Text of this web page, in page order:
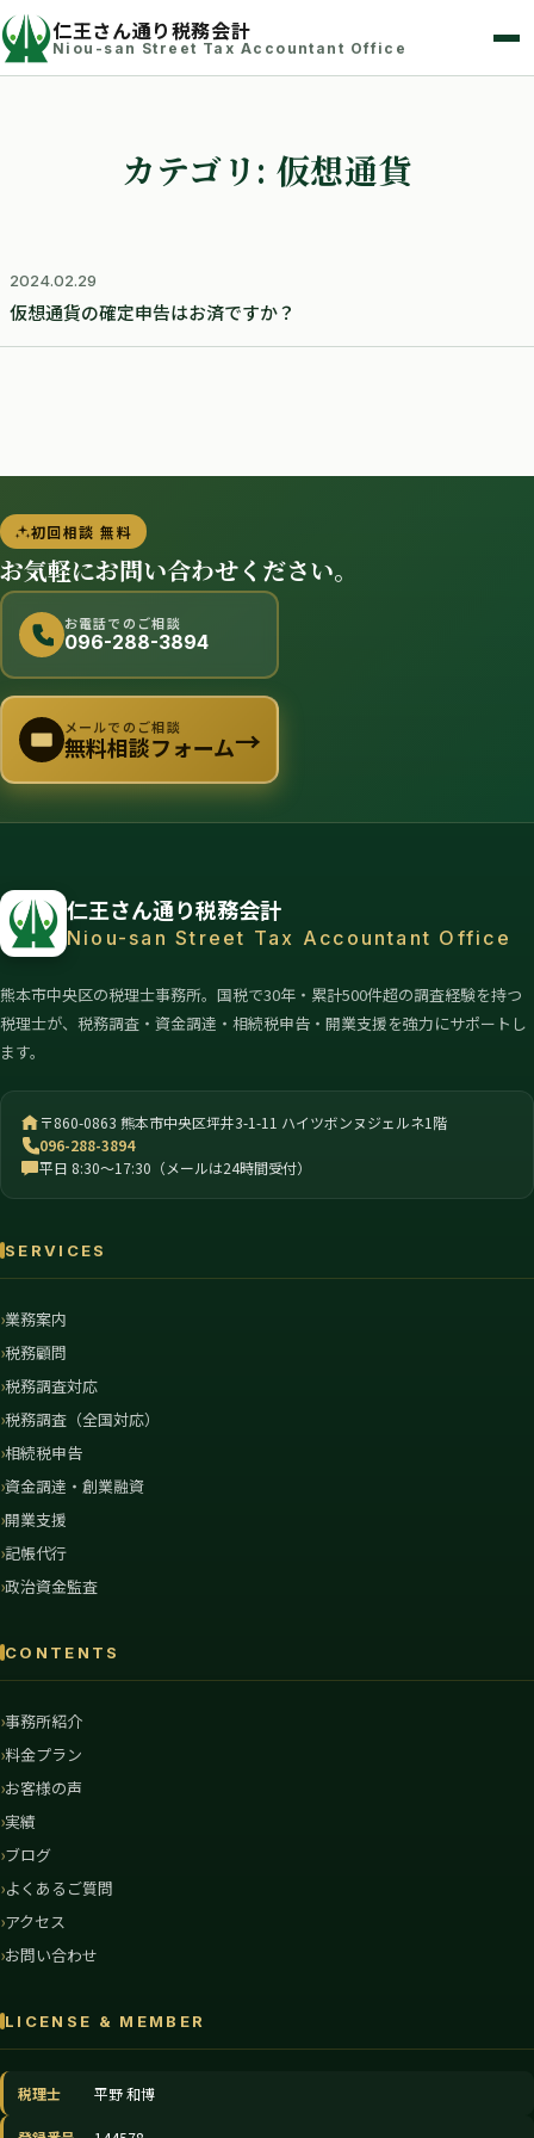
仁王さん通り税務会計
Niou-san Street Tax Accountant Office
カテゴリ: 仮想通貨
2024.02.29
仮想通貨の確定申告はお済ですか？
初回相談 無料
お気軽にお問い合わせください。
お電話でのご相談
096-288-3894
メールでのご相談
無料相談フォーム→
仁王さん通り税務会計
Niou-san Street Tax Accountant Office
熊本市中央区の税理士事務所。国税で30年・累計500件超の調査経験を持つ
税理士が、税務調査・資金調達・相続税申告・開業支援を強力にサポートし
ます。
〒860-0863 熊本市中央区坪井3-1-11 ハイツボンヌジェルネ1階
096-288-3894
平日 8:30〜17:30（メールは24時間受付）
SERVICES
業務案内
税務顧問
税務調査対応
税務調査（全国対応）
相続税申告
資金調達・創業融資
開業支援
記帳代行
政治資金監査
CONTENTS
事務所紹介
料金プラン
お客様の声
実績
ブログ
よくあるご質問
アクセス
お問い合わせ
LICENSE & MEMBER
税理士 平野 和博